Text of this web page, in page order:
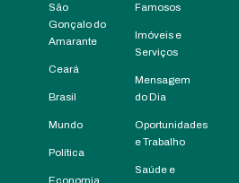
São
Gonçalo do
Amarante
Ceará
Brasil
Mundo
Política
Economia
Famosos
Imóveis e
Serviços
Mensagem
do Dia
Oportunidades
e Trabalho
Saúde e